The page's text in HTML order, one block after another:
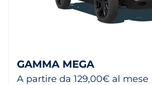
GAMMA MEGA
A partire da 129,00€ al mese